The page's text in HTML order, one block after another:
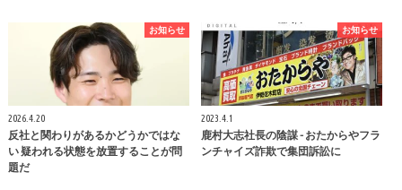
お知らせ
2026.4.20
反社と関わりがあるかどうかではな
い 疑われる状態を放置することが問
題だ
お知らせ
2023.4.1
鹿村大志社長の陰謀 - おたからやフラ
ンチャイズ詐欺で集団訴訟に